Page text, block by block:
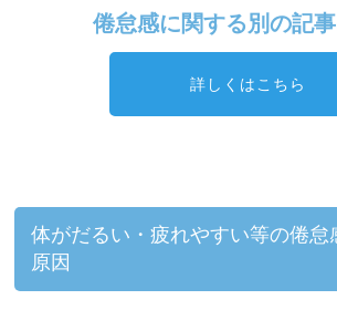
倦怠感に関する別の記
詳しくはこちら
体がだるい・疲れやすい等の倦怠
原因